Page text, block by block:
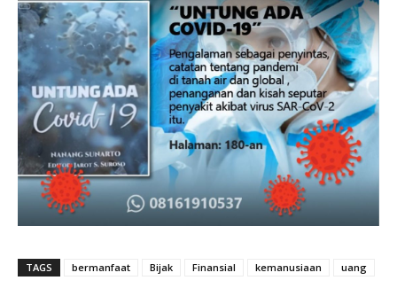
TAGS bermanfaat Bijak Finansial kemanusiaan uang